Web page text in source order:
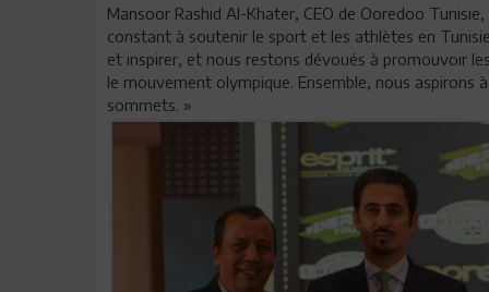
Mansoor Rashid Al-Khater, CEO de Ooredoo
constant à soutenir le sport et les athlètes en
et inspirer, et nous restons dévoués à promouvoir
le mouvement olympique. Ensemble, nous
sommets. »